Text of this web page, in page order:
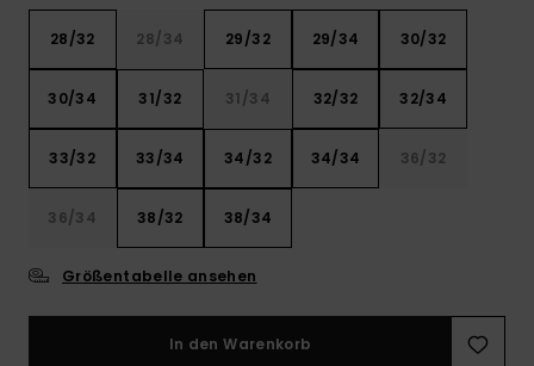
28/32 28/34 29/32 29/34 30/32
30/34 31/32 31/34 32/32 32/34
33/32 33/34 34/32 34/34 36/32
36/34 38/32 38/34
Größentabelle ansehen
In den Warenkorb